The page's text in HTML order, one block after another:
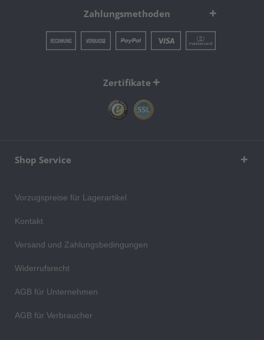
Zahlungsmethoden
Zertifikate
Shop Service
Vorzugspreise für Lagerartikel
Kontakt
Versand und Zahlungsbedingungen
Widerrufsrecht
AGB für Unternehmen
AGB für Verbraucher